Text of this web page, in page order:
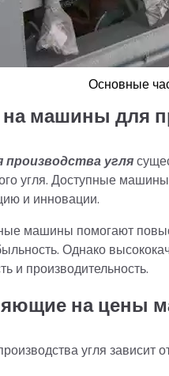
Основные
машины для
угля
угля. Доступные
и инновации.
машины помогают
Однако
и производительность.
на цены
угля зависит